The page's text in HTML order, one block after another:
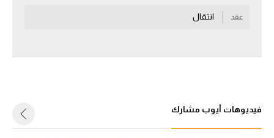
سعودي في الجول
عقد انتقال
فيديوهات أيوب مشارك